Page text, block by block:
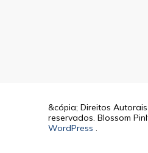
&cópia; Direitos
reservados. Blossom
WordPress .